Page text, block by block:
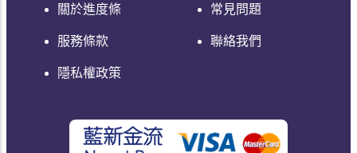
關於進度條
服務條款
隱私權政策
常見問題
聯絡我們